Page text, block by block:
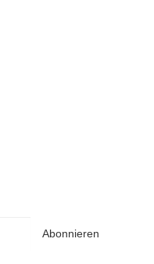
Abonnieren